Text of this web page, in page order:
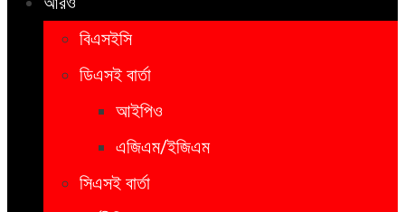
বিএসইসি
ডিএসই বার্তা
আইপিও
এজিএম/ইজিএম
সিএসই বার্তা